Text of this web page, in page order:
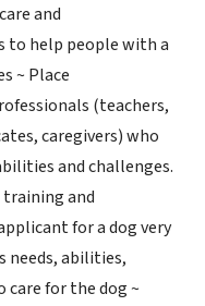
and
to help people with a
~ Place
(teachers,
caregivers) who
and challenges.
training and
for a dog very
needs, abilities,
for the dog ~